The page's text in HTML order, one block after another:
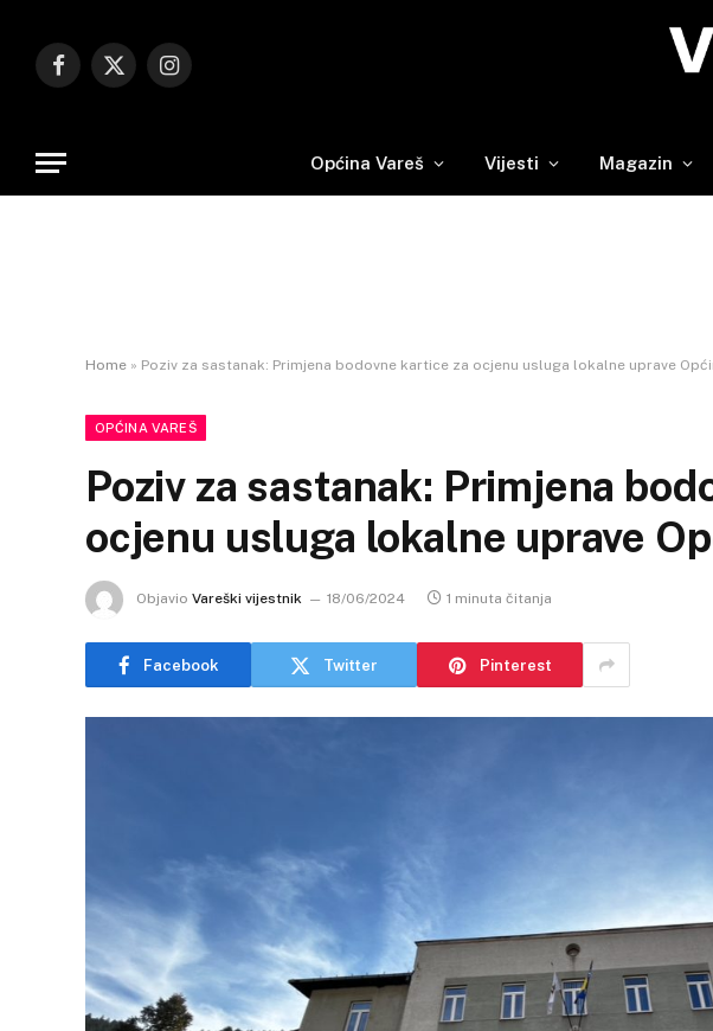
Facebook
X
Instagram
Općina Vareš Vijesti Magazin
Home » Poziv za sastanak: Primjena bodovne kartice za ocjenu usluga lokalne uprave
OPĆINA VAREŠ
Poziv za sastanak: Primjena
ocjenu usluga lokalne uprave
Objavio Vareški vijestnik 18/06/2024 1 minuta čitanja
Facebook Twitter Pinterest